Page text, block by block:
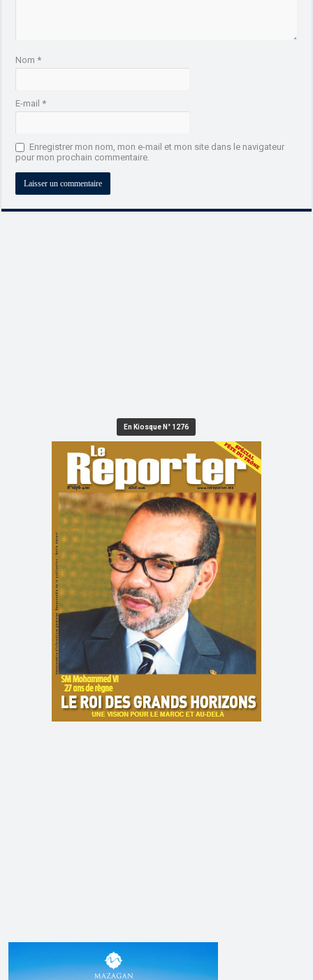
Nom*
E-mail*
Enregistrer mon nom, mon e-mail et mon site dans le navigateur
pour mon prochain commentaire.
En Kiosque N° 1276